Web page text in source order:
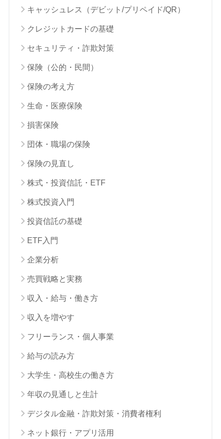
キャッシュレス（デビット/プリペイド/QR）
クレジットカードの基礎
セキュリティ・詐欺対策
保険（公的・民間）
保険の考え方
生命・医療保険
損害保険
団体・職場の保険
保険の見直し
株式・投資信託・ETF
株式投資入門
投資信託の基礎
ETF入門
企業分析
売買戦略と実務
収入・給与・働き方
収入を増やす
フリーランス・個人事業
給与の読み方
大学生・高校生の働き方
年収の見通しと生計
デジタル金融・詐欺対策・消費者権利
ネット銀行・アプリ活用